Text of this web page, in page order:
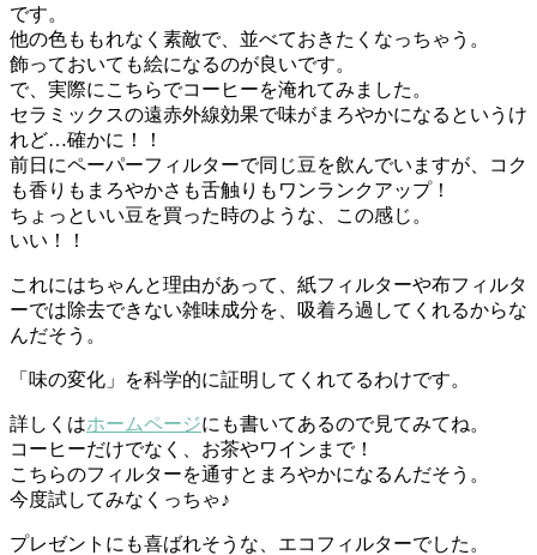
です。
他の色ももれなく素敵で、並べておきたくなっちゃう。
飾っておいても絵になるのが良いです。
で、実際にこちらでコーヒーを淹れてみました。
セラミックスの遠赤外線効果で味がまろやかになるというけ
れど…確かに！！
前日にペーパーフィルターで同じ豆を飲んでいますが、
コク
も香りもまろやかさも舌触りもワンランクアップ！
ちょっといい豆を買った時のような、この感じ。
いい！！
これにはちゃんと理由があって、 紙フィルターや布フィルタ
ーでは除去できない雑味成分を、 吸着ろ過してくれるからな
んだそう。
「味の変化」を科学的に証明してくれてるわけです。
詳しくはホームページにも書いてあるので見てみてね。
コーヒーだけでなく、お茶やワインまで！
こちらのフィルターを通すとまろやかになるんだそう。
今度試してみなくっちゃ♪
プレゼントにも喜ばれそうな、エコフィルターでした。